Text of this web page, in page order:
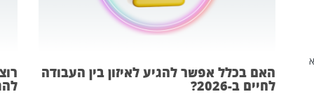
האם בכלל אפשר להגיע לאיזון בין העבודה
לחיים ב-2026?